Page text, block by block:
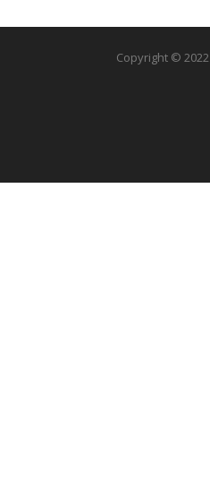
Copyright © 2022